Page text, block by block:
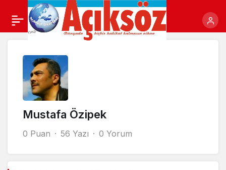
Mustafa Özipek
0 Puan 56 Yazı 0 Yorum